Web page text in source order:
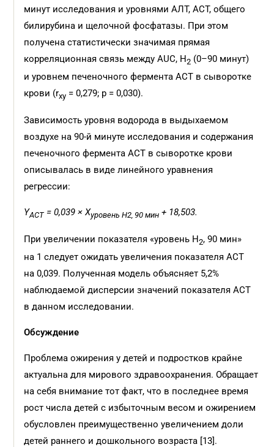
минут исследования и уровнями АЛТ, АСТ, общего
билирубина и щелочной фосфатазы. При этом
получена статистически значимая прямая
корреляционная связь между AUC, H2 (0–90 минут)
и уровнем печеночного фермента АСТ в сыворотке
крови (rxy = 0,279; p = 0,030).
Зависимость уровня водорода в выдыхаемом
воздухе на 90-й минуте исследования и содержания
печеночного фермента АСТ в сыворотке крови
описывалась в виде линейного уравнения
регрессии:
YАСТ = 0,039 × Xуровень H2, 90 мин + 18,503.
При увеличении показателя «уровень Н2, 90 мин»
на 1 следует ожидать увеличения показателя АСТ
на 0,039. Полученная модель объясняет 5,2%
наблюдаемой дисперсии значений показателя АСТ
в данном исследовании.
Обсуждение
Проблема ожирения у детей и подростков крайне
актуальна для мирового здравоохранения. Обращает
на себя внимание тот факт, что в последнее время
рост числа детей с избыточным весом и ожирением
обусловлен преимущественно увеличением доли
детей раннего и дошкольного возраста [13].